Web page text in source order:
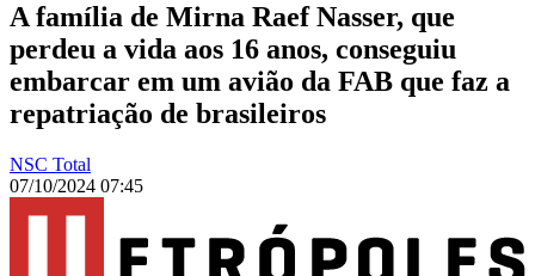
A família de Mirna Raef Nasser, que
perdeu a vida aos 16 anos, conseguiu
embarcar em um avião da FAB que faz a
repatriação de brasileiros
NSC Total
07/10/2024 07:45